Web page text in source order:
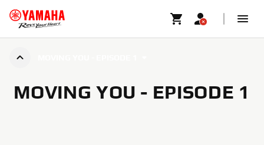
MOVING YOU - EPISODE 1